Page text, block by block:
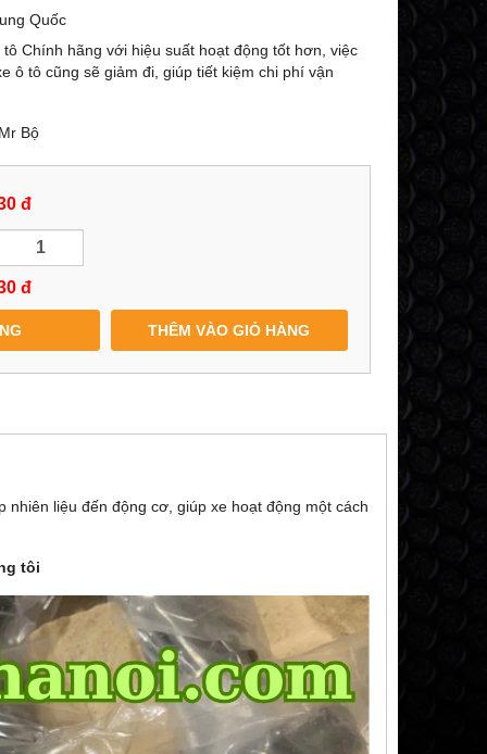
Quốc
tô Chính hãng với hiệu suất hoạt động tốt hơn, việc
ô tô cũng sẽ giảm đi, giúp tiết kiệm chi phí vận
Bộ
đ
đ
THÊM VÀO GIỎ HÀNG
liệu đến động cơ, giúp xe hoạt động một cách
tôi